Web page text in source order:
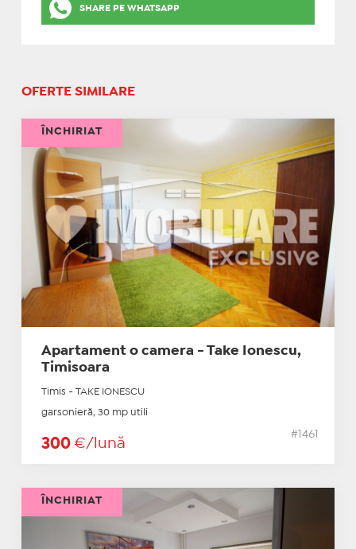
SHARE PE WHATSAPP
OFERTE SIMILARE
Apartament o camera - Take Ionescu,
Timisoara
Timis - TAKE IONESCU
garsonieră, 30 mp utili
300 €/lună
#1461
ÎNCHIRIAT
ÎNCHIRIAT